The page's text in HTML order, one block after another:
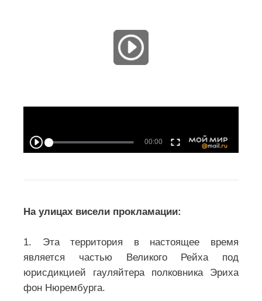
На улицах висели прокламации:
1. Эта территория в настоящее время
является частью Великого Рейха под
юрисдикцией гауляйтера полковника Эриха
фон Нюрембурга.